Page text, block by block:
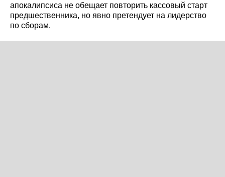
апокалипсиса не обещает повторить кассовый старт
предшественника, но явно претендует на лидерство
по сборам.